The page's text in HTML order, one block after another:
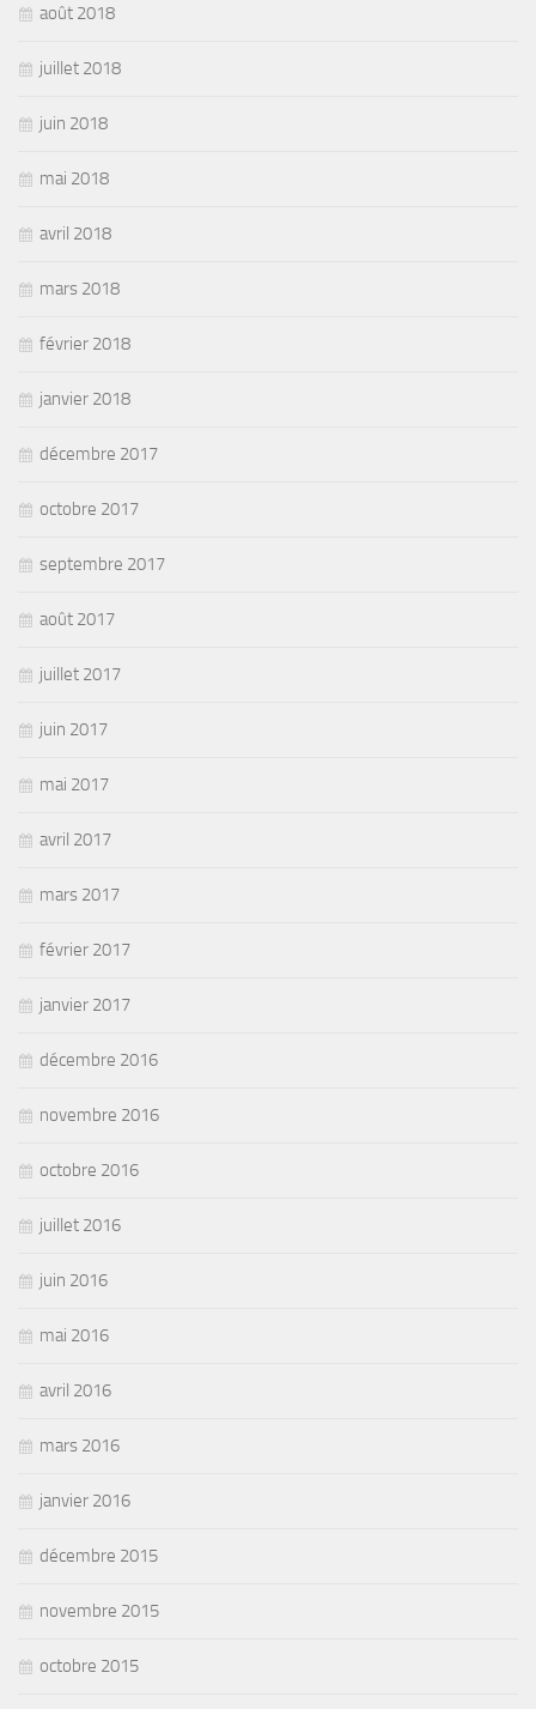
août 2018
juillet 2018
juin 2018
mai 2018
avril 2018
mars 2018
février 2018
janvier 2018
décembre 2017
octobre 2017
septembre 2017
août 2017
juillet 2017
juin 2017
mai 2017
avril 2017
mars 2017
février 2017
janvier 2017
décembre 2016
novembre 2016
octobre 2016
juillet 2016
juin 2016
mai 2016
avril 2016
mars 2016
janvier 2016
décembre 2015
novembre 2015
octobre 2015